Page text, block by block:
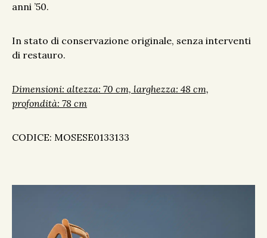
anni ’50.
In stato di conservazione originale, senza interventi
di restauro.
Dimensioni: altezza: 70 cm, larghezza: 48 cm,
profondità: 78 cm
CODICE: MOSESE0133133